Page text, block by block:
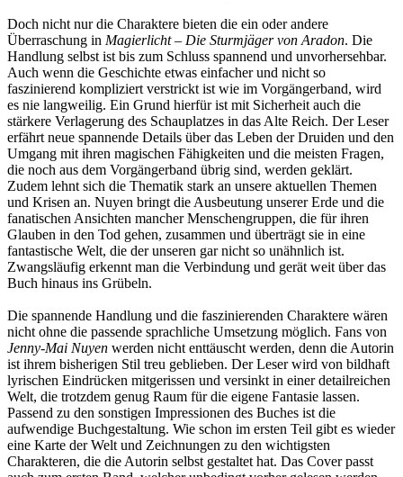
Doch nicht nur die Charaktere bieten die ein oder andere
Überraschung in Magierlicht – Die Sturmjäger von Aradon. Die
Handlung selbst ist bis zum Schluss spannend und unvorhersehbar.
Auch wenn die Geschichte etwas einfacher und nicht so
faszinierend kompliziert verstrickt ist wie im Vorgängerband, wird
es nie langweilig. Ein Grund hierfür ist mit Sicherheit auch die
stärkere Verlagerung des Schauplatzes in das Alte Reich. Der Leser
erfährt neue spannende Details über das Leben der Druiden und den
Umgang mit ihren magischen Fähigkeiten und die meisten Fragen,
die noch aus dem Vorgängerband übrig sind, werden geklärt.
Zudem lehnt sich die Thematik stark an unsere aktuellen Themen
und Krisen an. Nuyen bringt die Ausbeutung unserer Erde und die
fanatischen Ansichten mancher Menschengruppen, die für ihren
Glauben in den Tod gehen, zusammen und überträgt sie in eine
fantastische Welt, die der unseren gar nicht so unähnlich ist.
Zwangsläufig erkennt man die Verbindung und gerät weit über das
Buch hinaus ins Grübeln.
Die spannende Handlung und die faszinierenden Charaktere wären
nicht ohne die passende sprachliche Umsetzung möglich. Fans von
Jenny-Mai Nuyen werden nicht enttäuscht werden, denn die Autorin
ist ihrem bisherigen Stil treu geblieben. Der Leser wird von bildhaft
lyrischen Eindrücken mitgerissen und versinkt in einer detailreichen
Welt, die trotzdem genug Raum für die eigene Fantasie lassen.
Passend zu den sonstigen Impressionen des Buches ist die
aufwendige Buchgestaltung. Wie schon im ersten Teil gibt es wieder
eine Karte der Welt und Zeichnungen zu den wichtigsten
Charakteren, die die Autorin selbst gestaltet hat. Das Cover passt